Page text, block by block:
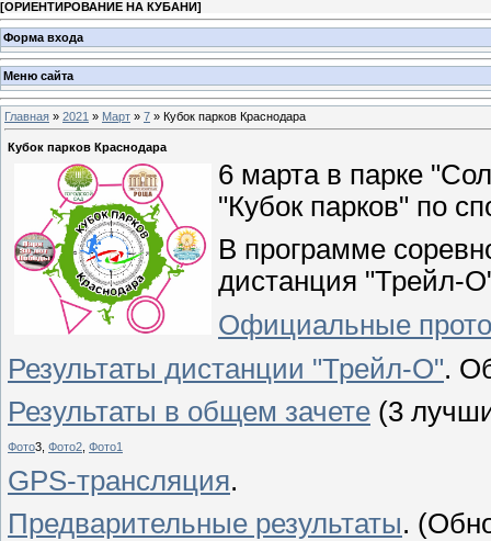
[ОРИЕНТИРОВАНИЕ НА КУБАНИ]
Форма входа
Меню сайта
Главная » 2021 » Март » 7 » Кубок парков Краснодара
Кубок парков Краснодара
6 марта в парке
"Кубок парков" по
В программе
дистанция "Трейл-
Официальные
Результаты дистанции "Трейл-О".
Результаты в общем зачете (3
Фото3, Фото2 Фото1
GPS-трансляция.
Предварительные результаты.